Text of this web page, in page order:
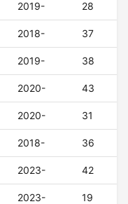
2019- 28
2018- 37
2019- 38
2020- 43
2020- 31
2018- 36
2023- 42
2023- 19